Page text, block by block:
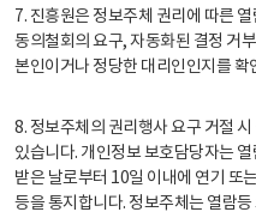
7. 진흥원은 정보주체 권리에 따른
동의철회의 요구, 자동화된 결정 거
본인이거나 정당한 대리인인지를 확
8. 정보주체의 권리행사 요구 거절
있습니다. 개인정보 보호담당자는
받은 날로부터 10일 이내에 연기 또
등을 통지합니다. 정보주체는 열람